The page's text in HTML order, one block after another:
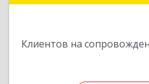
Клиентов на